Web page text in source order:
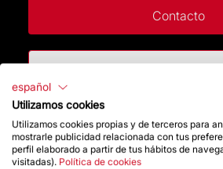
Contacto
Tienda
español
Utilizamos cookies
Utilizamos cookies propias y de terceros para
mostrarle publicidad relacionada con tus
perfil elaborado a partir de tus hábitos de
visitadas). Política de cookies